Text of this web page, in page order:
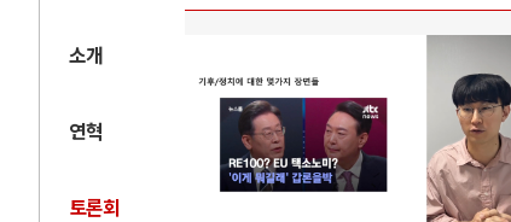
소개
연혁
토론회